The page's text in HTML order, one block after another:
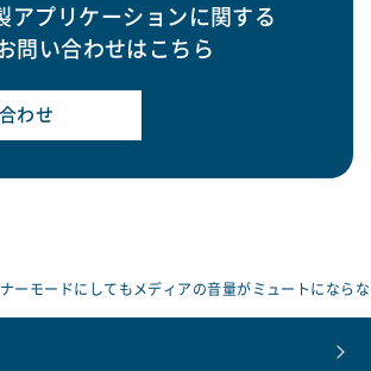
アプリケーションに関する
問い合わせはこちら
わせ
ーモードにしてもメディアの音量がミュートになら